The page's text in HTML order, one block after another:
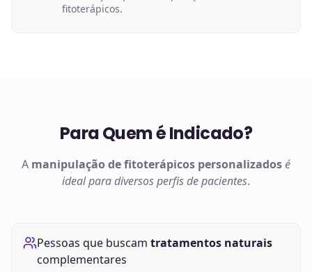
fitoterápicos.
Para Quem é Indicado?
A manipulação defitoterápicos personalizadosé
ideal para diversos perfis de pacientes.
Pessoas que buscam tratamentos naturais
complementares